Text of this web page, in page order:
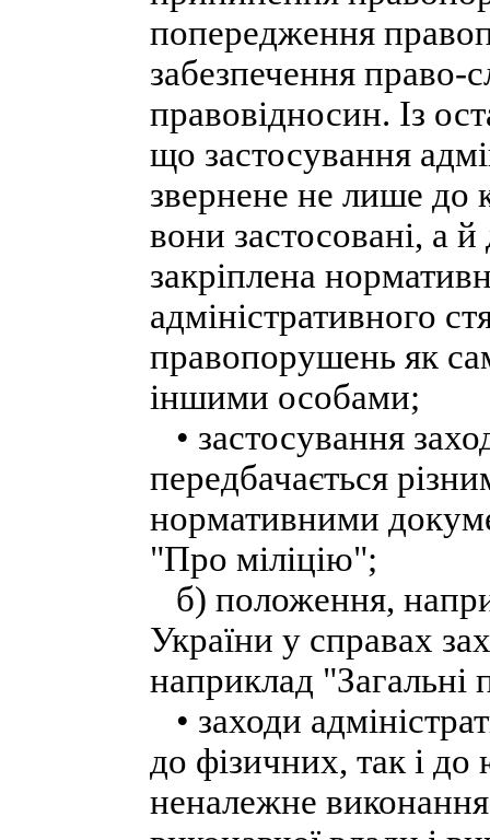
попередження
забезпечення право-
правовідносин. Із
що застосування
звернене не лише до
вони застосовані, а
закріплена
адміністративного
правопорушень як
іншими особами;
• застосування
передбачається
нормативними
"Про міліцію";
б) положення,
України у справах
наприклад
• заходи
до фізичних, так і
неналежне